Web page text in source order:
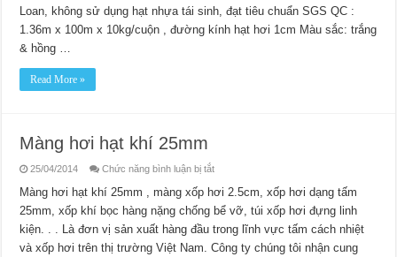
Loan, không sử dụng hạt nhựa tái sinh, đạt tiêu chuẩn SGS QC :
1.36m x 100m x 10kg/cuộn , đường kính hạt hơi 1cm Màu sắc: trắng
& hồng …
Read More »
Màng hơi hạt khí 25mm
25/04/2014 Chức năng bình luận bị tắtở
hơi
hạt
khí
Màng hơi hạt khí 25mm , màng xốp hơi 2.5cm, xốp hơi dạng tấm
25mm, xốp khí bọc hàng nặng chống bể vỡ, túi xốp hơi đựng linh
kiện. . . Là đơn vị sản xuất hàng đầu trong lĩnh vực tấm cách nhiệt
và xốp hơi trên thị trường Việt Nam. Công ty chúng tôi nhận cung